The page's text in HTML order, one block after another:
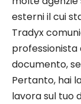
esterni il cui
Tradyx
documento,
Pertanto, hai
lavora sul tuo